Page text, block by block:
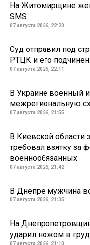
На Житомирщине
SMS
07 августа 2026, 22:20
Суд отправил под
РТЦК и его
07 августа 2026, 22:11
В Украине военный
межрегиональную
07 августа 2026, 21:55
В Киевской области
требовал взятку за
военнообязанных
07 августа 2026, 21:42
В Днепре мужчина
07 августа 2026, 21:35
На
ударил ножом в
07 августа 2026, 21:10